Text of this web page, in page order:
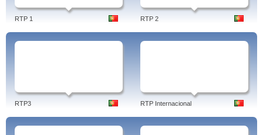
RTP 1 RTP 2
RTP3 RTP Internacional